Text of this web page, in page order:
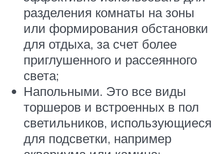
разделения комнаты на зоны
или формирования обстановки
для отдыха, за счет более
приглушенного и рассеянного
света;
Напольными. Это все виды
торшеров и встроенных в пол
светильников, использующиеся
для подсветки, например